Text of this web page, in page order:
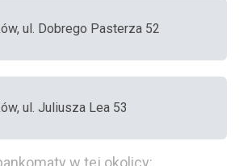
ul. Dobrego Pasterza 52
ul. Juliusza Lea 53
w tej okolicy: